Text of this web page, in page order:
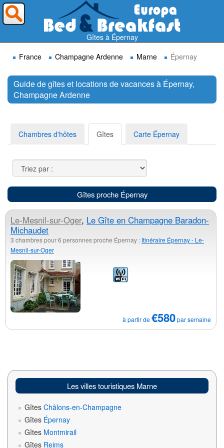
Gîtes à Épernay
France
Champagne Ardenne Marne Épernay
Guide de gîtes et locations de vacances à Épernay,
Champagne Ardenne
Chambres d'hôtes Gîtes Carte Épernay
Gîtes proche Épernay
Le-Mesnil-sur-Oger, Le Gîte en Champagne Baradon-
Michaudet
3 chambres pour 6 personnes proche Épernay : Itinéraire Épernay - Le-
Mesnil-sur-Oger
à partir de€580par semaine
Les villes touristiques Marne
Gîtes Châlons-en-Champagne
Gîtes Épernay
Gîtes Montmirail
Gîtes Reims
Où voulez-vous partir ?